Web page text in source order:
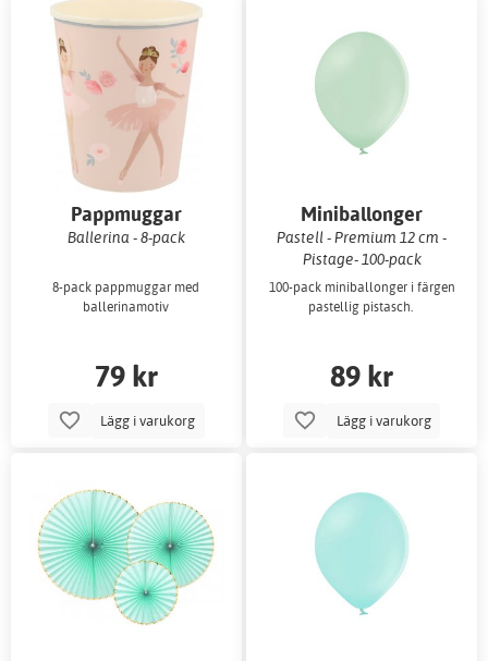
Pappmuggar
Ballerina - 8-pack
8-pack pappmuggar med
ballerinamotiv
79 kr
Lägg i varukorg
Miniballonger
Pastell - Premium 12 cm -
Pistage- 100-pack
100-pack miniballonger i färgen
pastellig pistasch.
89 kr
Lägg i varukorg